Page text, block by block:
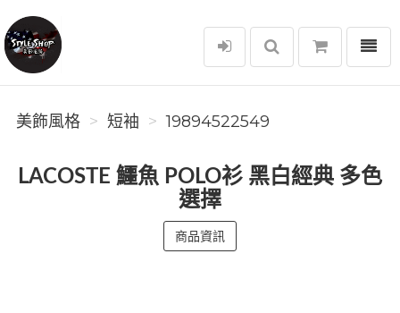
美飾風格
選單
美飾風格 短袖 19894522549
LACOSTE 鱷魚 POLO衫 黑白經典 多色
選擇
商品資訊